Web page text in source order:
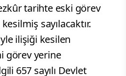
tarihte eski görev
sayılacaktır.
ilişiği kesilen
görev yerine
657 sayılı Devlet